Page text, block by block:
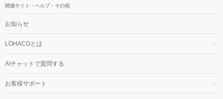
関連サイト・ヘルプ・その他
お知らせ
LOHACOとは
AIチャットで質問する
お客様サポート